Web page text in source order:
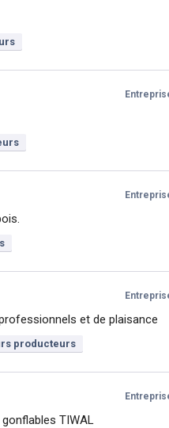
et de plaisance
producteurs
TIWAL